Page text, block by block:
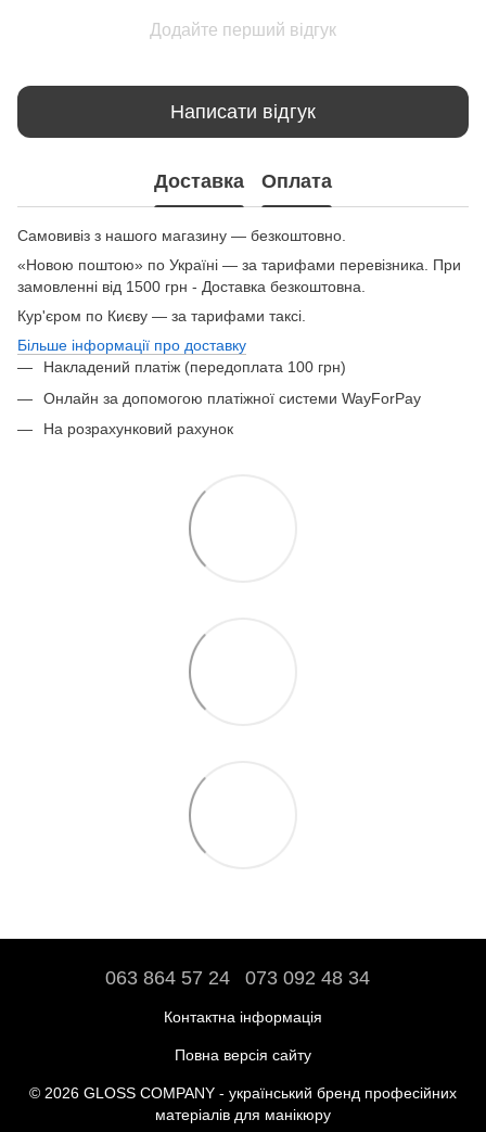
Додайте перший відгук
Написати відгук
Доставка Оплата
Самовивіз з нашого магазину — безкоштовно.
«Новою поштою» по Україні — за тарифами перевізника. При
замовленні від 1500 грн - Доставка безкоштовна.
Кур'єром по Києву — за тарифами таксі.
Більше інформації про доставку
Накладений платіж (передоплата 100 грн)
Онлайн за допомогою платіжної системи WayForPay
На розрахунковий рахунок
063 864 57 24 073 092 48 34
Контактна інформація
Повна версія сайту
© 2026 GLOSS COMPANY - український бренд професійних
матеріалів для манікюру